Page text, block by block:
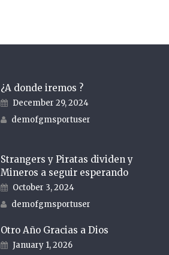
¿A donde iremos ?
Posted on
December 29, 2024
Author
demofgmsportuser
Strangers y Piratas dividen y
Mineros a seguir esperando
Posted on
October 3, 2024
Author
demofgmsportuser
Otro Año Gracias a Dios
Posted on
January 1, 2026